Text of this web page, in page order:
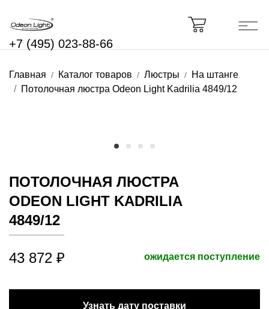
+7 (495) 023-88-66
Главная Каталог товаров Люстры
На штанге
Потолочная люстра Odeon Light Kadrilia 4849/12
ПОТОЛОЧНАЯ ЛЮСТРА
ODEON LIGHT KADRILIA
4849/12
43 872 ₽ ожидается поступление
Узнать дату поставки